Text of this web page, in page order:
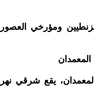
ومؤرخي العصور
يقع شرقي نهر